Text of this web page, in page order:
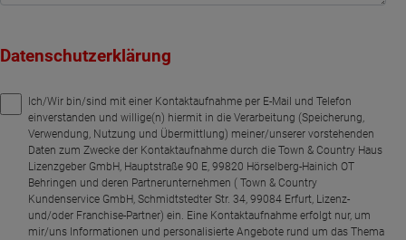
Datenschutzerklärung
Ich/Wir bin/sind mit einer Kontaktaufnahme per E-Mail und Telefon
einverstanden und willige(n) hiermit in die Verarbeitung (Speicherung,
Verwendung, Nutzung und Übermittlung) meiner/unserer vorstehenden
Daten zum Zwecke der Kontaktaufnahme durch die Town & Country Haus
Lizenzgeber GmbH, Hauptstraße 90 E, 99820 Hörselberg-Hainich OT
Behringen und deren Partnerunternehmen ( Town & Country
Kundenservice GmbH, Schmidtstedter Str. 34, 99084 Erfurt, Lizenz-
und/oder Franchise-Partner) ein. Eine Kontaktaufnahme erfolgt nur, um
mir/uns Informationen und personalisierte Angebote rund um das Thema